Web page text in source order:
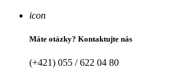
icon
Máte otázky? Kontaktujte nás
(+421) 055 / 622 04 80